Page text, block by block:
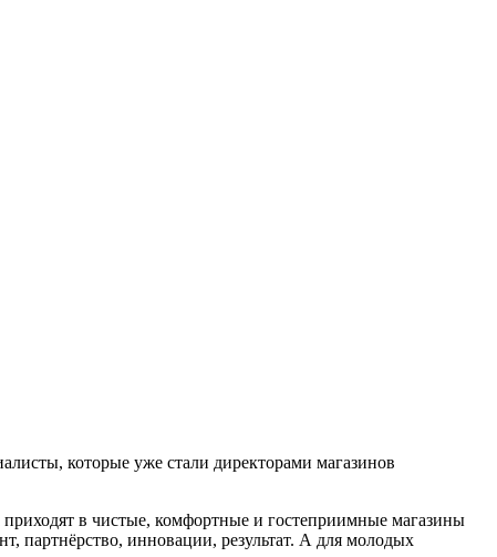
которые уже стали директорами магазинов
в чистые, комфортные и гостеприимные магазины
партнёрство, инновации, результат. А для молодых